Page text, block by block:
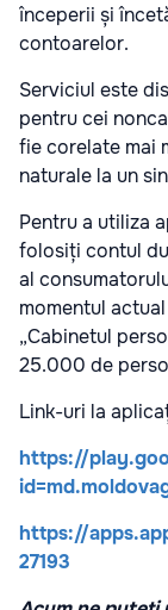
începerii și
contoarelor.
Serviciul este
pentru cei
fie corelate mai
naturale la un
Pentru a utiliza
folosiți contul
al
momentul
„Cabinetul
25.000 de
Link-uri la
https://play.
id=md.
https://apps.
27193